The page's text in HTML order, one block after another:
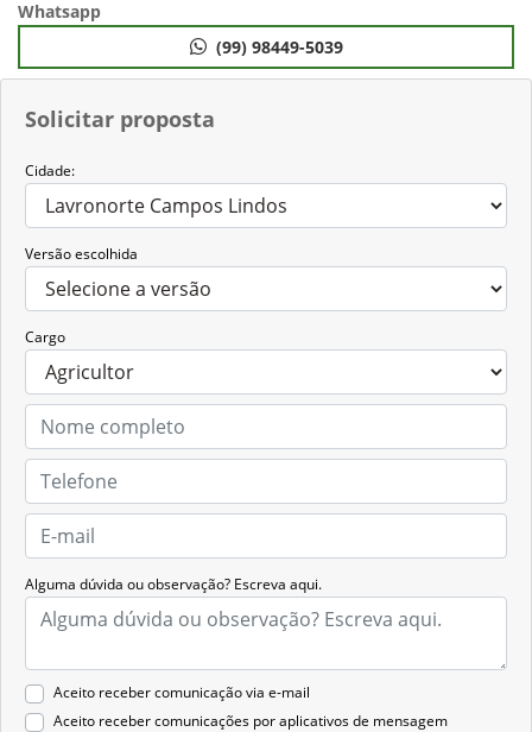
Solicitar proposta
Cidade:
Versão escolhida
Cargo
Alguma dúvida ou observação? Escreva aqui.
Aceito receber comunicação via e-mail
Aceito receber comunicações por aplicativos de mensagem
Whatsapp
(99) 98449-5039